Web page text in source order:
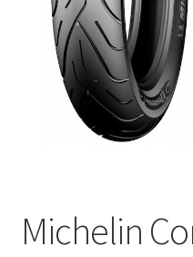
Michelin